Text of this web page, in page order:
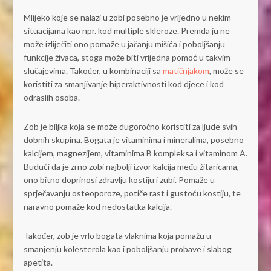
Mlijeko koje se nalazi u zobi posebno je vrijedno u nekim
situacijama kao npr. kod multiple skleroze. Premda ju ne
može izliječiti ono pomaže u jačanju mišića i poboljšanju
funkcije živaca, stoga može biti vrijedna pomoć u takvim
slučajevima. Također, u kombinaciji sa matičnjakom, može se
koristiti za smanjivanje hiperaktivnosti kod djece i kod
odraslih osoba.
Zob je biljka koja se može dugoročno koristiti za ljude svih
dobnih skupina. Bogata je vitaminima i mineralima, posebno
kalcijem, magnezijem, vitaminima B kompleksa i vitaminom A.
Budući da je zrno zobi najbolji izvor kalcija među žitaricama,
ono bitno doprinosi zdravlju kostiju i zubi. Pomaže u
sprječavanju osteoporoze, potiče rast i gustoću kostiju, te
naravno pomaže kod nedostatka kalcija.
Također, zob je vrlo bogata vlaknima koja pomažu u
smanjenju kolesterola kao i poboljšanju probave i slabog
apetita.